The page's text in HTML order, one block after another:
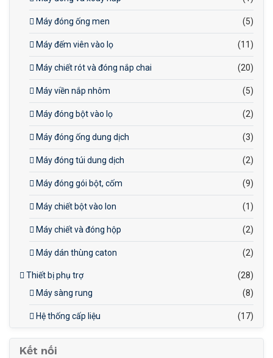
Máy đóng ống men (5)
Máy đếm viên vào lọ (11)
Máy chiết rót và đóng nắp chai (20)
Máy viền nắp nhôm (5)
Máy đóng bột vào lọ (2)
Máy đóng ống dung dịch (3)
Máy đóng túi dung dịch (2)
Máy đóng gói bột, cốm (9)
Máy chiết bột vào lon (1)
Máy chiết và đóng hộp (2)
Máy dán thùng caton (2)
Thiết bị phụ trợ
(28)
Máy sàng rung
(8)
Hệ thống cấp liệu (17)
Kết nối